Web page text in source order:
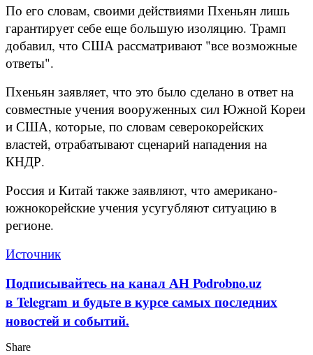
По его словам, своими действиями Пхеньян лишь
гарантирует себе еще большую изоляцию. Трамп
добавил, что США рассматривают "все возможные
ответы".
Пхеньян заявляет, что это было сделано в ответ на
совместные учения вооруженных сил Южной Кореи
и США, которые, по словам северокорейских
властей, отрабатывают сценарий нападения на
КНДР.
Россия и Китай также заявляют, что американо-
южнокорейские учения усугубляют ситуацию в
регионе.
Источник
Подписывайтесь на канал АН Podrobno.uz
в Telegram и будьте в курсе самых последних
новостей и событий.
Share